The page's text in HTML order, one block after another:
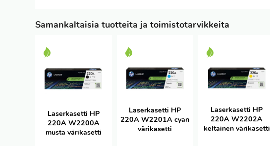
Samankaltaisia tuotteita ja toimistotarvikkeita
Laserkasetti HP
220A W2200A
musta värikasetti
Laserkasetti HP
220A W2201A cyan
värikasetti
Laserkasetti HP
220A W2202A
keltainen värikasetti